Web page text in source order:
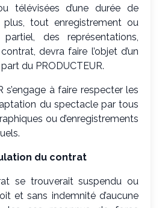
télévisées d’une durée de
tout enregistrement ou
des représentations,
devra faire l’objet d’un
du PRODUCTEUR.
s’engage à faire respecter les
du spectacle par tous
ou d’enregistrements
du contrat
se trouverait suspendu ou
et sans indemnité d’aucune